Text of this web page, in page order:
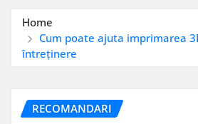
Home
Cum poate ajuta imprimarea
întreținere
RECOMANDARI